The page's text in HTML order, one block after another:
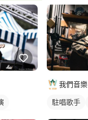
我們音樂
駐唱歌手